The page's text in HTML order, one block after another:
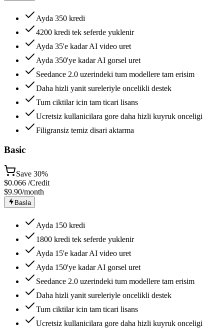
Ayda 350 kredi
4200 kredi tek seferde yuklenir
Ayda 35'e kadar AI video uret
Ayda 350'ye kadar AI gorsel uret
Seedance 2.0 uzerindeki tum modellere tam erisim
Daha hizli yanit sureleriyle oncelikli destek
Tum ciktilar icin tam ticari lisans
Ucretsiz kullanicilara gore daha hizli kuyruk onceligi
Filigransiz temiz disari aktarma
Basic
Save 30%
$0.066 /Credit
$9.90/month
Basla
Ayda 150 kredi
1800 kredi tek seferde yuklenir
Ayda 15'e kadar AI video uret
Ayda 150'ye kadar AI gorsel uret
Seedance 2.0 uzerindeki tum modellere tam erisim
Daha hizli yanit sureleriyle oncelikli destek
Tum ciktilar icin tam ticari lisans
Ucretsiz kullanicilara gore daha hizli kuyruk onceligi